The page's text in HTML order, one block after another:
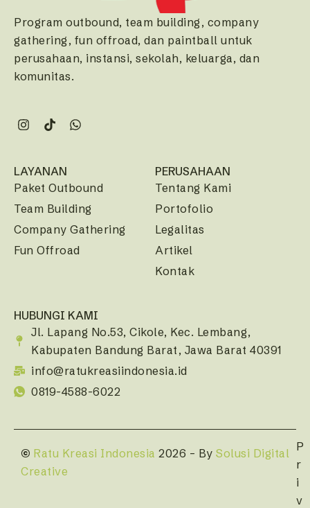
Program outbound, team building, company
gathering, fun offroad, dan paintball untuk
perusahaan, instansi, sekolah, keluarga, dan
komunitas.
LAYANAN
Paket Outbound
Team Building
Company Gathering
Fun Offroad
PERUSAHAAN
Tentang Kami
Portofolio
Legalitas
Artikel
Kontak
HUBUNGI KAMI
Jl. Lapang No.53, Cikole, Kec. Lembang,
Kabupaten Bandung Barat, Jawa Barat 40391
info@ratukreasiindonesia.id
0819-4588-6022
© Ratu Kreasi Indonesia 2026 – By Solusi Digital
Creative
P
r
i
v